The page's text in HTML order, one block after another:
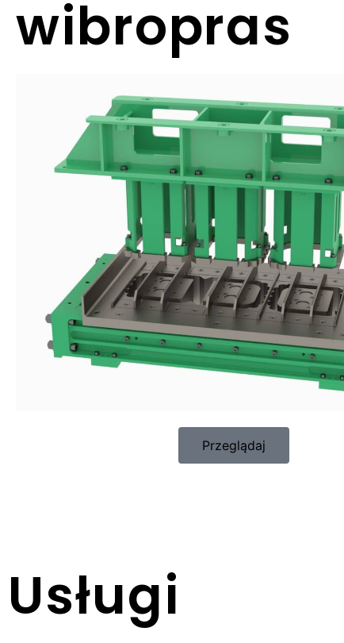
wibropras
Przeglądaj
Usługi